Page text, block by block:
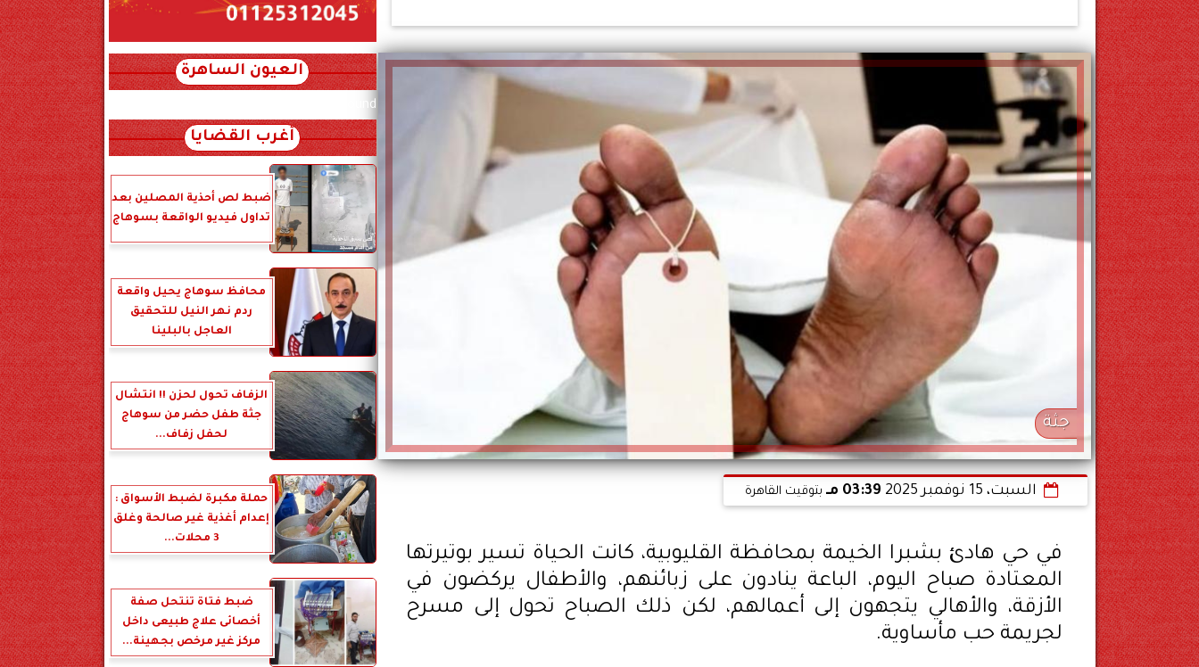
جثة
السبت، 15 نوفمبر 2025 03:39 مـ بتوقيت القاهرة
في حي هادئ بشبرا الخيمة بمحافظة القليوبية، كانت الحياة تسير بوتيرتها
المعتادة صباح اليوم، الباعة ينادون على زبائنهم، والأطفال يركضون في
الأزقة، والأهالي يتجهون إلى أعمالهم، لكن ذلك الصباح تحول إلى مسرح
لجريمة حب مأساوية.
العيون الساهرة
xml_json/rss/~12.xml x0n not found
أغرب القضايا
ضبط لص أحذية المصلين بعد
تداول فيديو الواقعة بسوهاج
محافظ سوهاج يحيل واقعة
ردم نهر النيل للتحقيق
العاجل بالبلينا
الزفاف تحول لحزن !! انتشال
جثة طفل حضر من سوهاج
لحفل زفاف...
حملة مكبرة لضبط الأسواق :
إعدام أغذية غير صالحة وغلق
3 محلات...
ضبط فتاة تنتحل صفة
أخصائى علاج طبيعى داخل
مركز غير مرخص بجهينة...